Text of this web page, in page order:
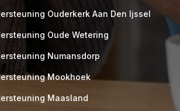
M
Ouderkerk Aan Den Ijssel
Oude Wetering
Numansdorp
Mookhoek
Maasland